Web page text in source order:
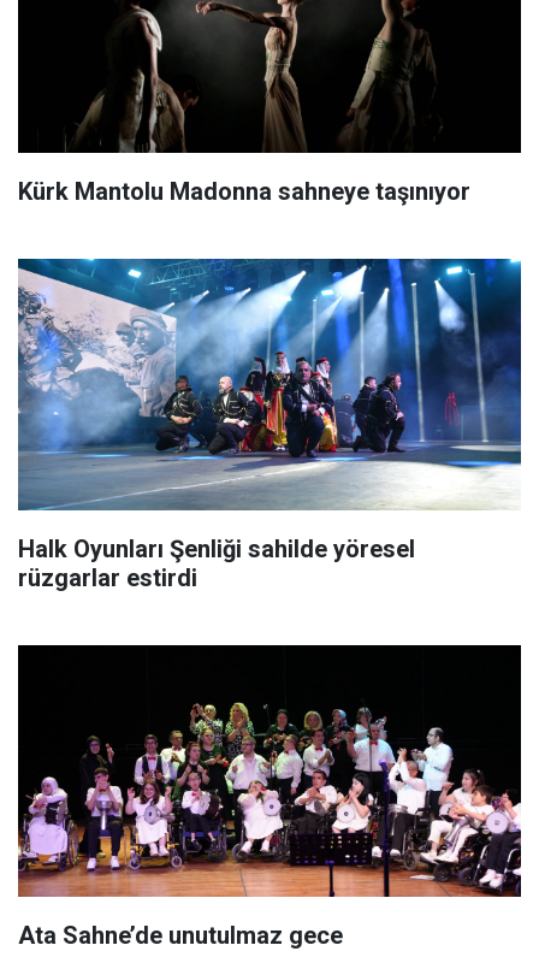
Kürk Mantolu Madonna sahneye taşınıyor
Halk Oyunları Şenliği sahilde yöresel
rüzgarlar estirdi
Ata Sahne’de unutulmaz gece